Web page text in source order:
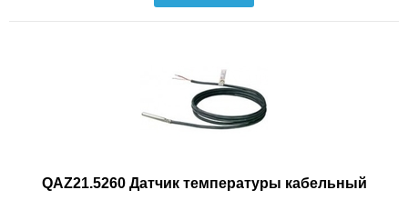
QAZ21.5260 Датчик температуры кабельный